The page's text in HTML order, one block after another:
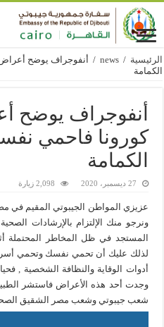
الرئيسية /
news
/ أنفوجراف يوضح
الكمامة
أنفوجراف يوضح
كورونا فاحمي
الكمامة
27 ديسمبر، 2020 2,098 زيارة
عزيزي المواطن الجيبوتي المقيم في
ونرجو منك الإلتزام بالإرشادات
المستجد في ظل المخاطر المحتملة
لذلك عليك أن تحمي نفسك وتحمي
أدوات الوقاية والنظافة الشخصية ,
وجدت أحد هذه الأعراض فاستشر
شعب جيبوتي وشعب مصر الشقيق الصحة